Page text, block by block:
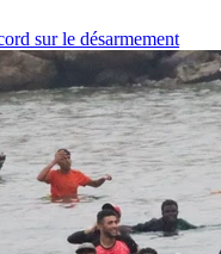
sur le désarmement